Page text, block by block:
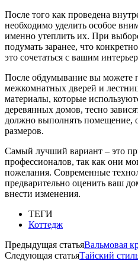
После того как проведена
необходимо уделить особое
именно утеплить их. При
подумать заранее, что
это сочетаться с вашим
После обдумывание вы можете
межкомнатных дверей и
материалы, которые
деревянных домов, тесно
должно выполнять помещение,
размеров.
Самый лучший вариант – это
профессионалов, так как они
пожелания. Современные
предварительно оценить ваш
внести изменения.
ТЕГИ
Коттедж
Предыдущая статьяВальмовая
Следующая статьяТайский